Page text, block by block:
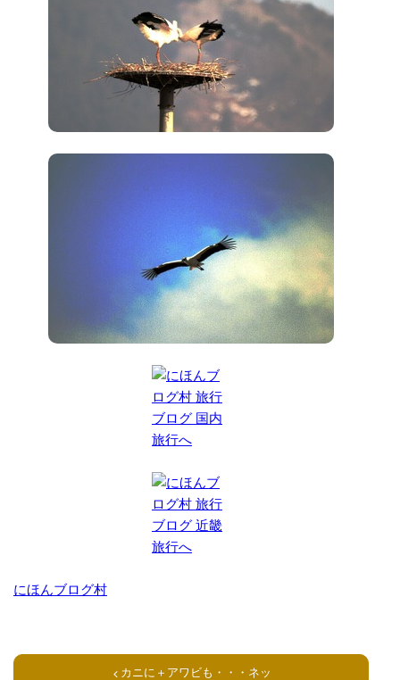
にほんブログ村
カニに＋アワビも・・・ネッ